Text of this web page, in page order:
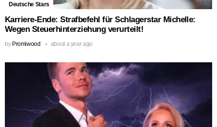
Deutsche Stars
Karriere-Ende: Strafbefehl für Schlagerstar Michelle:
Wegen Steuerhinterziehung verurteilt!
by Promiwood about a year ago